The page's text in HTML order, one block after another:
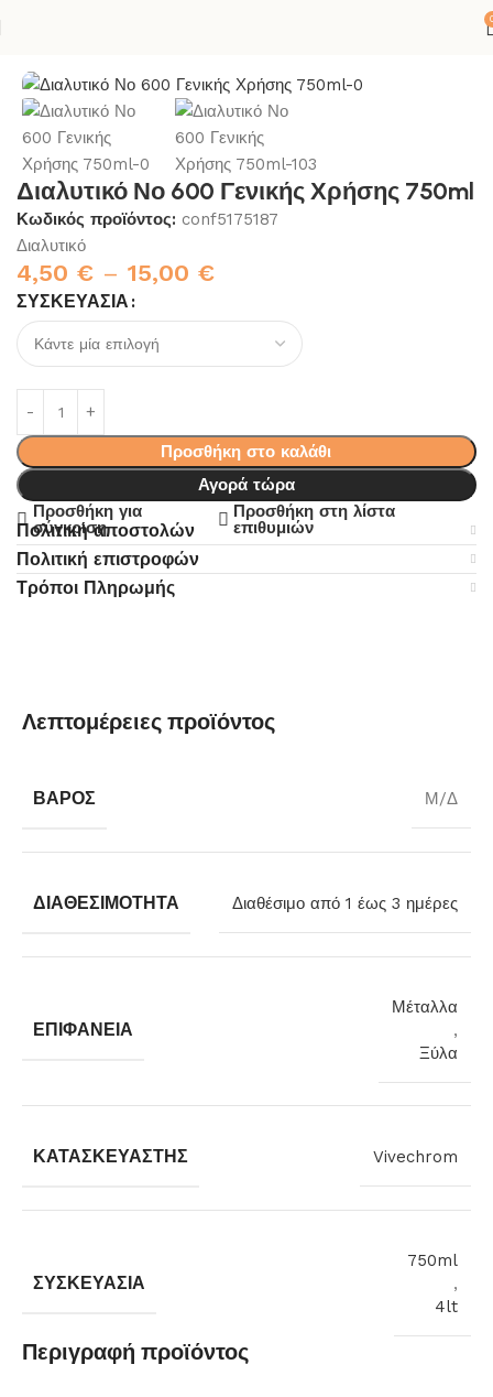
Διαλυτικό Νο 600 Γενικής Χρήσης 750ml
Κωδικός προϊόντος: conf5175187
Διαλυτικό
4,50 € – 15,00 €
ΣΥΣΚΕΥΑΣΊΑ
Προσθήκη στο καλάθι
Αγορά τώρα
Προσθήκη για
σύγκριση
Προσθήκη στη λίστα
επιθυμιών
Πολιτική αποστολών
Πολιτική επιστροφών
Τρόποι Πληρωμής
Λεπτομέρειες προϊόντος
ΒΆΡΟΣ Μ/Δ
ΔΙΑΘΕΣΙΜΌΤΗΤΑ Διαθέσιμο από 1 έως 3 ημέρες
ΕΠΙΦΆΝΕΙΑ
Μέταλλα
,
Ξύλα
ΚΑΤΑΣΚΕΥΑΣΤΉΣ Vivechrom
ΣΥΣΚΕΥΑΣΊΑ
750ml
,
4lt
Περιγραφή προϊόντος